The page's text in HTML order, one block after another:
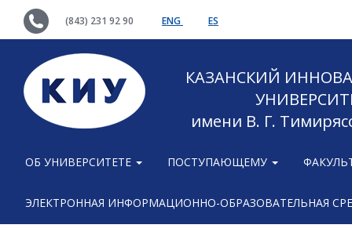
(843) 231 92 90 ENG ES
КАЗАНСКИЙ
имени В. Г.
ОБ УНИВЕРСИТЕТЕ ПОСТУПАЮЩЕМУ
ЭЛЕКТРОННАЯ ИНФОРМАЦИОННО-ОБРАЗОВАТЕЛЬНАЯ